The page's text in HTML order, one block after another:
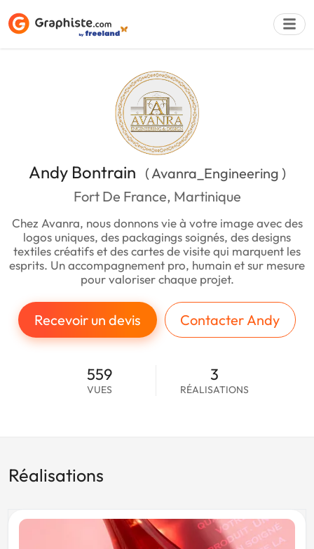
Andy Bontrain ( Avanra_Engineering )
Fort De France, Martinique
Chez Avanra, nous donnons vie à votre image avec des
logos uniques, des packagings soignés, des designs
textiles créatifs et des cartes de visite qui marquent les
esprits. Un accompagnement pro, humain et sur mesure
pour valoriser chaque projet.
Recevoir un devis Contacter Andy
559
VUES
3
RÉALISATIONS
Réalisations